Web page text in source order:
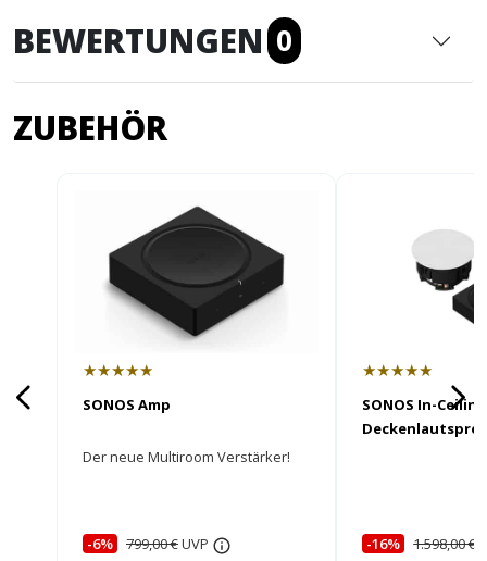
BEWERTUNGEN 0
ZUBEHÖR
★★★★★
SONOS Amp
Der neue Multiroom Verstärker!
-6% 799,00 €UVP
★★★★★
SONOS In-
-16% 1.598,00 €